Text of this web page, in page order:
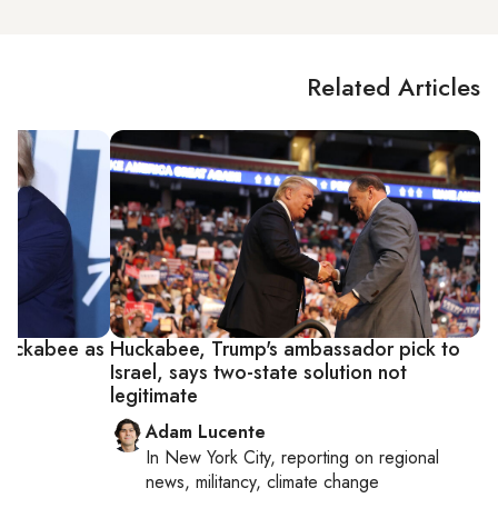
Related Articles
Huckabee, Trump's ambassador pick to
Israel, says two-state solution not
legitimate
Adam Lucente
In New York City, reporting onregional
news, militancy, climate change
as